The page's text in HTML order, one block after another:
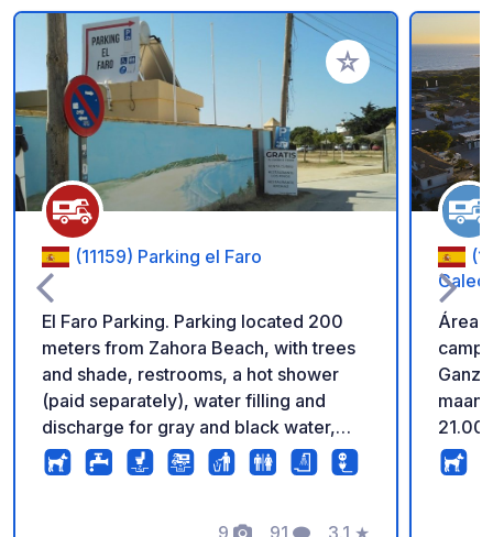
Voeg toe aan je
(11159) Parking el Faro
El Faro Parking. Parking located 200
meters from Zahora Beach, with trees
and shade, restrooms, a hot shower
(paid separately), water filling and
discharge for gray and black water,
and electricity. Directions to the site are
shown in the attached images. WE DO
Área
21.00